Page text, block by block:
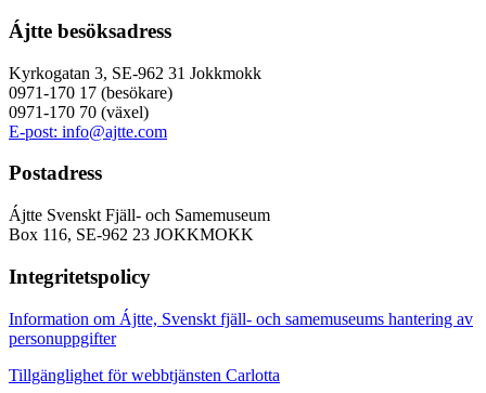
Ájtte besöksadress
Kyrkogatan 3, SE-962 31 Jokkmokk
0971-170 17 (besökare)
0971-170 70 (växel)
E-post: info@ajtte.com
Postadress
Ájtte Svenskt Fjäll- och Samemuseum
Box 116, SE-962 23 JOKKMOKK
Integritetspolicy
Information om Ájtte, Svenskt fjäll- och samemuseums hantering av
personuppgifter
Tillgänglighet för webbtjänsten Carlotta